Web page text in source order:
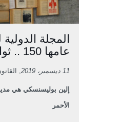
المجلة
عامها 150 .. ثوابت ومتغيرات
11 ديسمبر، 2019 ,
إلين بوليسنسكي هي
الأحمر